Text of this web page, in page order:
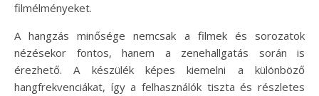
filmélményeket.
A hangzás minősége nemcsak a filmek és sorozatok
nézésekor fontos, hanem a zenehallgatás során is
érezhető. A készülék képes kiemelni a különböző
hangfrekvenciákat, így a felhasználók tiszta és részletes